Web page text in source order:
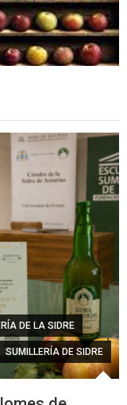
DE LA SIDRE
SUMILLERÍA DE SIDRE